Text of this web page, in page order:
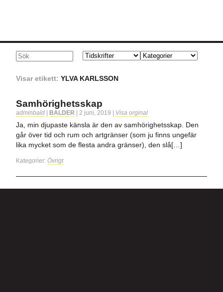
Visar etikett: YLVA KARLSSON
Samhörighetsskap
adminbald BALDER 2 juni, 2019 Visa orginal
Ja, min djupaste känsla är den av samhörighetsskap. Den
går över tid och rum och artgränser (som ju finns ungefär
lika mycket som de flesta andra gränser), den slå[…]
Kategorier: Övrigt